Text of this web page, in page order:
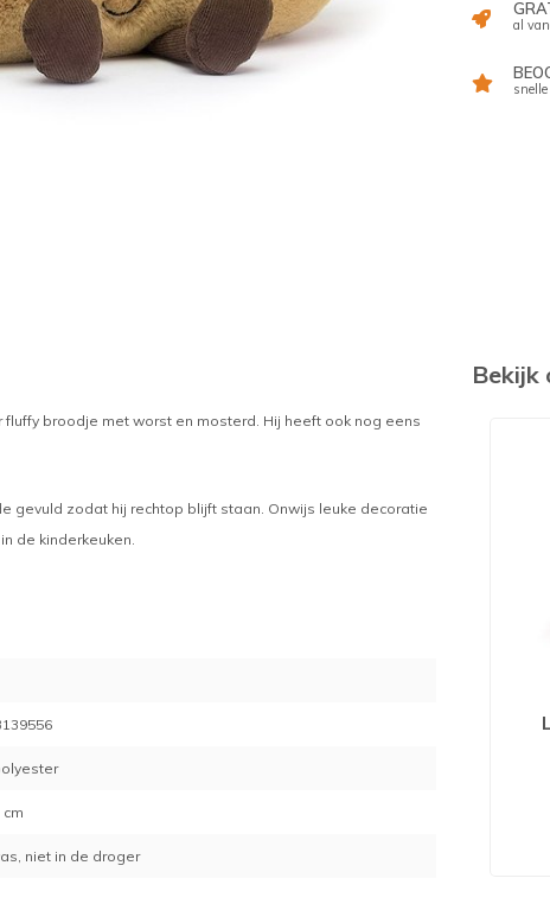
al
snelle
broodje met worst en mosterd. Hij heeft ook nog eens
gevuld zodat hij rechtop blijft staan. Onwijs leuke decoratie
de kinderkeuken.
cm
niet in de droger
Bekijk